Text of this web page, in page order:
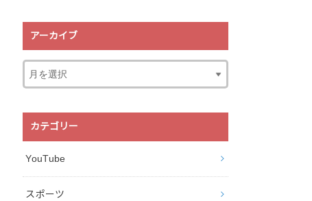
アーカイブ
カテゴリー
YouTube
スポーツ